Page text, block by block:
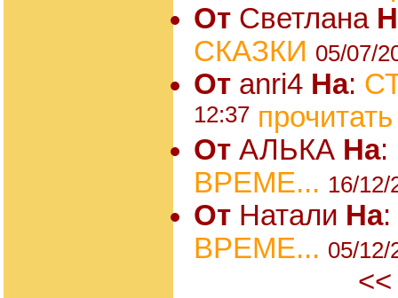
От Светлана
СКАЗКИ 05/07/
От anri4 На:
12:37 прочитать
От АЛЬКА На:
ВРЕМЕ... 16/12/
От Натали На
ВРЕМЕ... 05/12/